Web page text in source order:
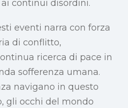
continui disordini.
eventi narra con forza
di conflitto,
ricerca di pace in
sofferenza umana.
navigano in questo
gli occhi del mondo